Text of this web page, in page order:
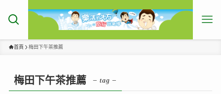
首頁 梅田下午茶推薦
梅田下午茶推薦 – tag –